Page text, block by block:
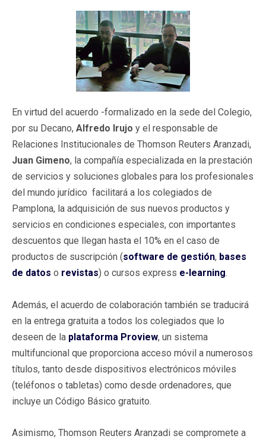
En virtud del acuerdo -formalizado en la sede del Colegio,
por su Decano, Alfredo Irujo y el responsable de
Relaciones Institucionales de Thomson Reuters Aranzadi,
Juan Gimeno, la compañía especializada en la prestación
de servicios y soluciones globales para los profesionales
del mundo jurídico facilitará a los colegiados de
Pamplona, la adquisición de sus nuevos productos y
servicios en condiciones especiales, con importantes
descuentos que llegan hasta el 10% en el caso de
productos de suscripción (software de gestión, bases
de datos o revistas) o cursos express e-learning.
Además, el acuerdo de colaboración también se traducirá
en la entrega gratuita a todos los colegiados que lo
deseen de la plataforma Proview, un sistema
multifuncional que proporciona acceso móvil a numerosos
títulos, tanto desde dispositivos electrónicos móviles
(teléfonos o tabletas) como desde ordenadores, que
incluye un Código Básico gratuito.
Asimismo, Thomson Reuters Aranzadi se compromete a